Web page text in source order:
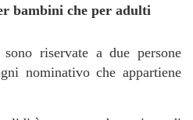
bambini che per adulti
riservate a due persone
nominativo che appartiene